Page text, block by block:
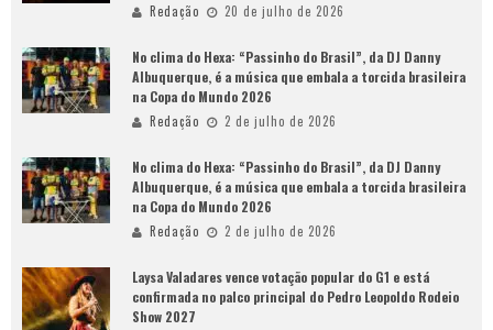
Redação 20 de julho de 2026
No clima do Hexa: “Passinho do Brasil”, da DJ Danny
Albuquerque, é a música que embala a torcida brasileira
na Copa do Mundo 2026
Redação 2 de julho de 2026
No clima do Hexa: “Passinho do Brasil”, da DJ Danny
Albuquerque, é a música que embala a torcida brasileira
na Copa do Mundo 2026
Redação 2 de julho de 2026
Laysa Valadares vence votação popular do G1 e está
confirmada no palco principal do Pedro Leopoldo Rodeio
Show 2027